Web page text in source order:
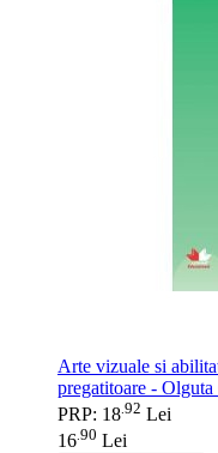
Arte vizuale si
pregatitoare -
PRP: 18 92 Lei
16.90 Lei